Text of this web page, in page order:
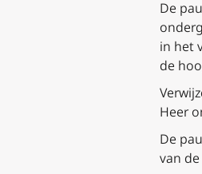
De
in het
de
Heer
De
van